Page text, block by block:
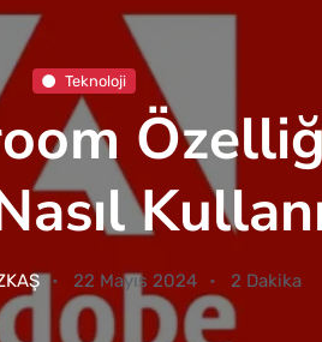
Teknoloji
22 Mayıs 2024 2 Dakika